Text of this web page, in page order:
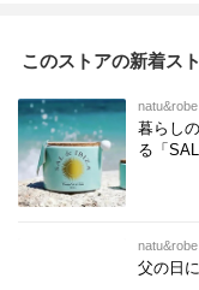
このストアの新着ス
natu&robe
暮らし
る「
natu&robe
父の日